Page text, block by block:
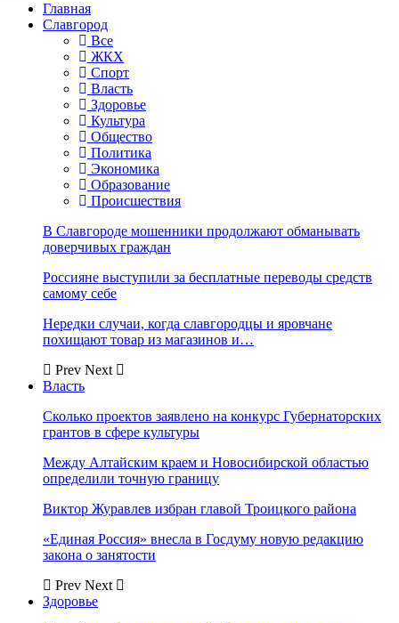
Главная
Славгород
Все
ЖКХ
Спорт
Власть
Здоровье
Культура
Общество
Политика
Экономика
Образование
Происшествия
В Славгороде мошенники продолжают обманывать
доверчивых граждан
Россияне выступили за бесплатные переводы средств
самому себе
Нередки случаи, когда славгородцы и яровчане
похищают товар из магазинов и…
Prev Next
Власть
Сколько проектов заявлено на конкурс Губернаторских
грантов в сфере культуры
Между Алтайским краем и Новосибирской областью
определили точную границу
Виктор Журавлев избран главой Троицкого района
«Единая Россия» внесла в Госдуму новую редакцию
закона о занятости
Prev Next
Здоровье